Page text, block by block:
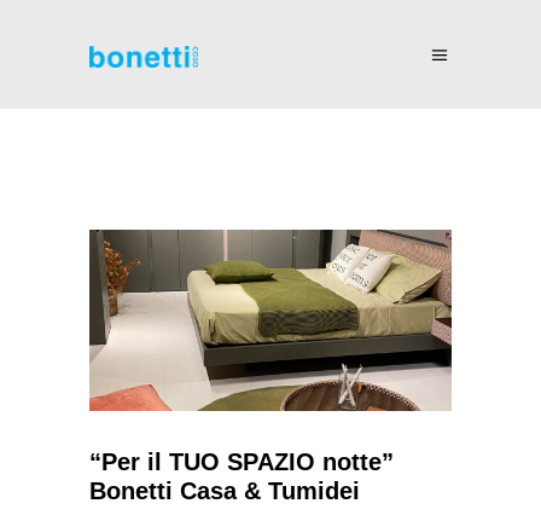
“Per il TUO SPAZIO notte”
Bonetti Casa & Tumidei